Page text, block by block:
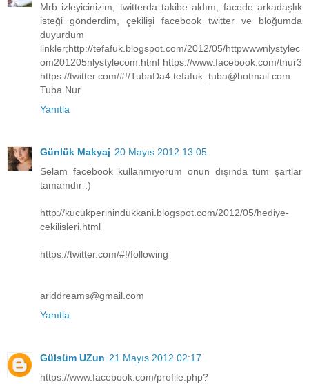
Mrb izleyicinizim, twitterda takibe aldım, facede arkadaşlık
isteği gönderdim, çekilişi facebook twitter ve bloğumda
duyurdum
linkler;http://tefafuk.blogspot.com/2012/05/httpwwwnlystylec
om201205nlystylecom.html https://www.facebook.com/tnur3
https://twitter.com/#!/TubaDa4 tefafuk_tuba@hotmail.com
Tuba Nur
Yanıtla
Günlük Makyaj 20 Mayıs 2012 13:05
Selam facebook kullanmıyorum onun dışında tüm şartlar
tamamdır :)
http://kucukperinindukkani.blogspot.com/2012/05/hediye-
cekilisleri.html
https://twitter.com/#!/following
ariddreams@gmail.com
Yanıtla
Gülsüm UZun 21 Mayıs 2012 02:17
https://www.facebook.com/profile.php?